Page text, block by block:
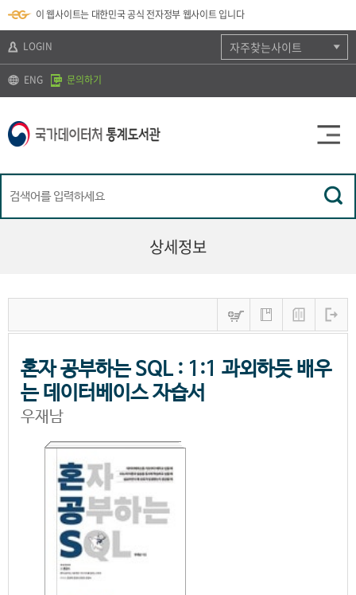
바
로
기
가
기
k
t
)
바
로
기
보
바
가
기
이 웹사이트는 대한민국 공식 전자정부 웹사이트 입니다
LOGIN
ENG 문의하기
자주찾는사이트
상세정보
혼자 공부하는 SQL : 1:1 과외하듯 배우
는 데이터베이스 자습서
우재남